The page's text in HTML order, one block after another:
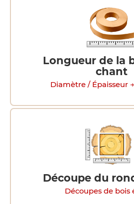
Longueur de la
chant
Diamètre / Épaisseur
Découpe du
Découpes de bois